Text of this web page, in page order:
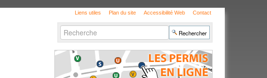
Liens utiles Plan du site Accessibilité Web Contact
Chercher par
avancée…